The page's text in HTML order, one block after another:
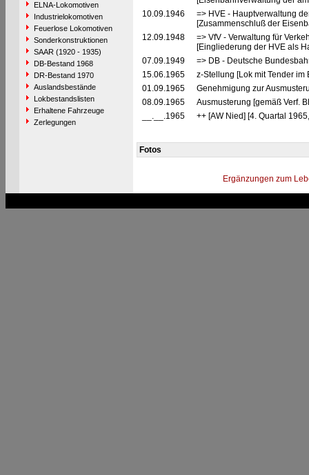
ELNA-Lokomotiven
Industrielokomotiven
Feuerlose Lokomotiven
Sonderkonstruktionen
SAAR (1920 - 1935)
DB-Bestand 1968
DR-Bestand 1970
Auslandsbestände
Lokbestandslisten
Erhaltene Fahrzeuge
Zerlegungen
10.09.1946
=> HVE - Hauptverwaltung
[Zusammenschluß der
12.09.1948
=> VfV - Verwaltung für
[Eingliederung der HVE als
07.09.1949
=> DB - Deutsche
15.06.1965
z-Stellung [Lok mit Tender im
01.09.1965
Genehmigung zur
08.09.1965
Ausmusterung [gemäß Verf.
__.__.1965
++ [AW Nied] [4. Quartal
Fotos
Ergänzungen zum